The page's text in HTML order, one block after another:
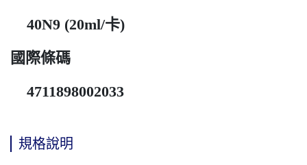
40N9 (20ml/卡)
國際條碼
4711898002033
規格說明